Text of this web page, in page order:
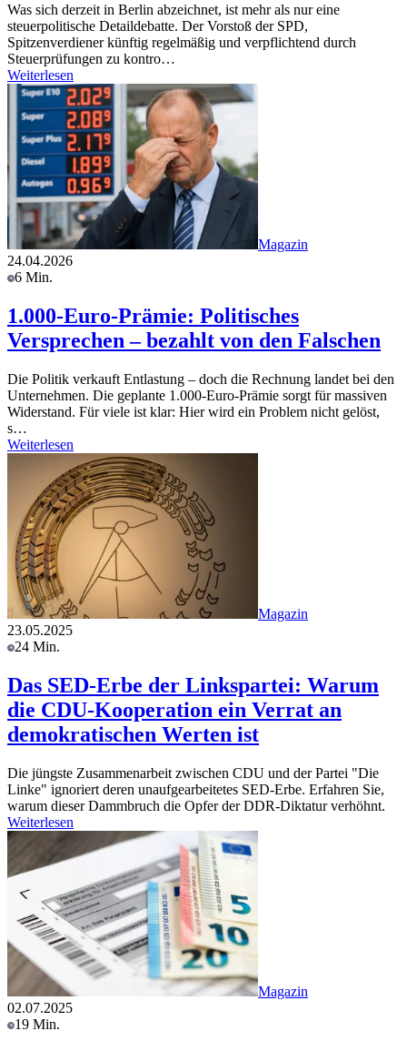
Was sich derzeit in Berlin abzeichnet, ist mehr als nur eine
steuerpolitische Detaildebatte. Der Vorstoß der SPD,
Spitzenverdiener künftig regelmäßig und verpflichtend durch
Steuerprüfungen zu kontro…
Weiterlesen
Magazin
24.04.2026
6 Min.
1.000-Euro-Prämie: Politisches
Versprechen – bezahlt von den Falschen
Die Politik verkauft Entlastung – doch die Rechnung landet bei den
Unternehmen. Die geplante 1.000-Euro-Prämie sorgt für massiven
Widerstand. Für viele ist klar: Hier wird ein Problem nicht gelöst,
s…
Weiterlesen
Magazin
23.05.2025
24 Min.
Das SED-Erbe der Linkspartei: Warum
die CDU-Kooperation ein Verrat an
demokratischen Werten ist
Die jüngste Zusammenarbeit zwischen CDU und der Partei "Die
Linke" ignoriert deren unaufgearbeitetes SED-Erbe. Erfahren Sie,
warum dieser Dammbruch die Opfer der DDR-Diktatur verhöhnt.
Weiterlesen
Magazin
02.07.2025
19 Min.